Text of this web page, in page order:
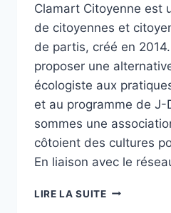
Clamart Citoyenne est
de citoyennes et
de partis, créé en 2014.
proposer une
écologiste aux
et au programme de J-
sommes une
côtoient des cultures
En liaison avec le
LIRE LA SUITEADHÉREZ,